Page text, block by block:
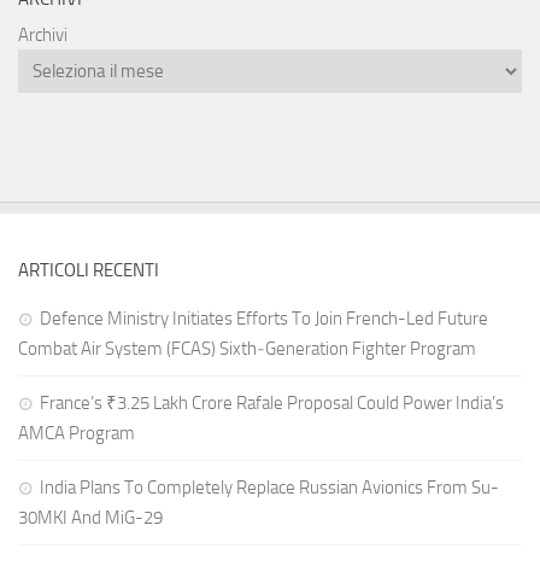
Archivi
ARTICOLI RECENTI
Defence Ministry Initiates Efforts To Join French-Led Future
Combat Air System (FCAS) Sixth‑Generation Fighter Program
France’s ₹3.25 Lakh Crore Rafale Proposal Could Power India’s
AMCA Program
India Plans To Completely Replace Russian Avionics From Su-
30MKI And MiG-29